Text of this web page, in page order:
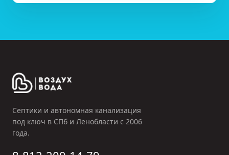
Септики и автономная канализация
под ключ в СПб и Ленобласти с 2006
года.